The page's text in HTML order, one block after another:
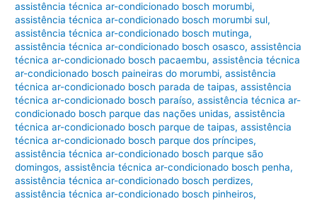
assistência técnica ar-condicionado bosch morumbi,
assistência técnica ar-condicionado bosch morumbi sul,
assistência técnica ar-condicionado bosch mutinga,
assistência técnica ar-condicionado bosch osasco,assistência
técnica ar-condicionado bosch pacaembu,assistência técnica
ar-condicionado bosch paineiras do morumbi,assistência
técnica ar-condicionado bosch parada de taipas,assistência
técnica ar-condicionado bosch paraíso,assistência técnica ar-
condicionado bosch parque das nações unidas,assistência
técnica ar-condicionado bosch parque de taipas,assistência
técnica ar-condicionado bosch parque dos príncipes,
assistência técnica ar-condicionado bosch parque são
domingos,assistência técnica ar-condicionado bosch penha,
assistência técnica ar-condicionado bosch perdizes,
assistência técnica ar-condicionado bosch pinheiros,